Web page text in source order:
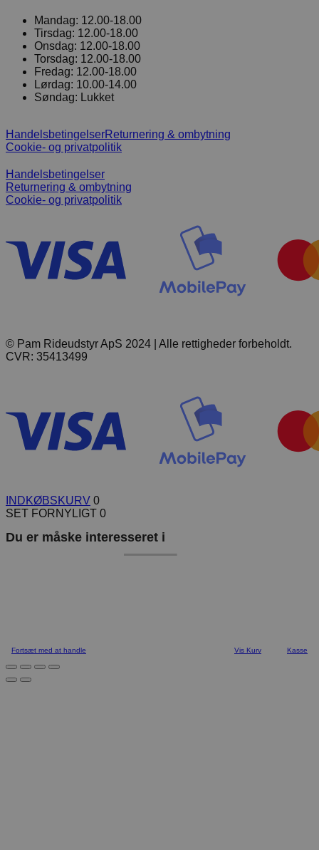
Mandag: 12.00-18.00
Tirsdag: 12.00-18.00
Onsdag: 12.00-18.00
Torsdag: 12.00-18.00
Fredag: 12.00-18.00
Lørdag: 10.00-14.00
Søndag: Lukket
HandelsbetingelserReturnering & ombytning
Cookie- og privatpolitik
Handelsbetingelser
Returnering & ombytning
Cookie- og privatpolitik
© Pam Rideudstyr ApS 2024 | Alle rettigheder forbeholdt.
CVR: 35413499
INDKØBSKURV 0
SET FORNYLIGT 0
Du er måske interesseret i
Fortsæt med at handle Vis Kurv Kasse